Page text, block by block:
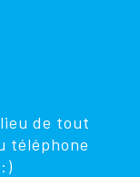
de tout
téléphone